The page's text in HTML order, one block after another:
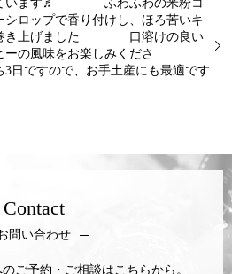
ています♬ ふわふわの米粉コ
ロップで香り付けし、ほろ苦いキ
巻き上げました 口溶けの良い
の風味をお楽しみくださ
すので、お手土産にも最適です
Contact
問い合わせ
ご予約・ご相談はこちらから。